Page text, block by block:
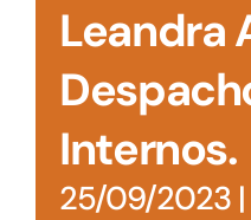
Leandra
Internos.
25/09/2023 |